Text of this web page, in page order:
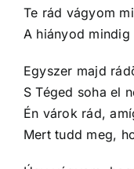
Te rád vágyom
A hiányod mindig
Egyszer majd
S Téged soha el
Én várok rád,
Mert tudd meg,